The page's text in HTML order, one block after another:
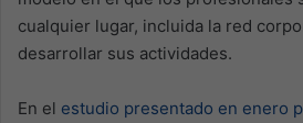
cualquier lugar, incluida la red
desarrollar sus actividades.
En el estudio presentado en enero